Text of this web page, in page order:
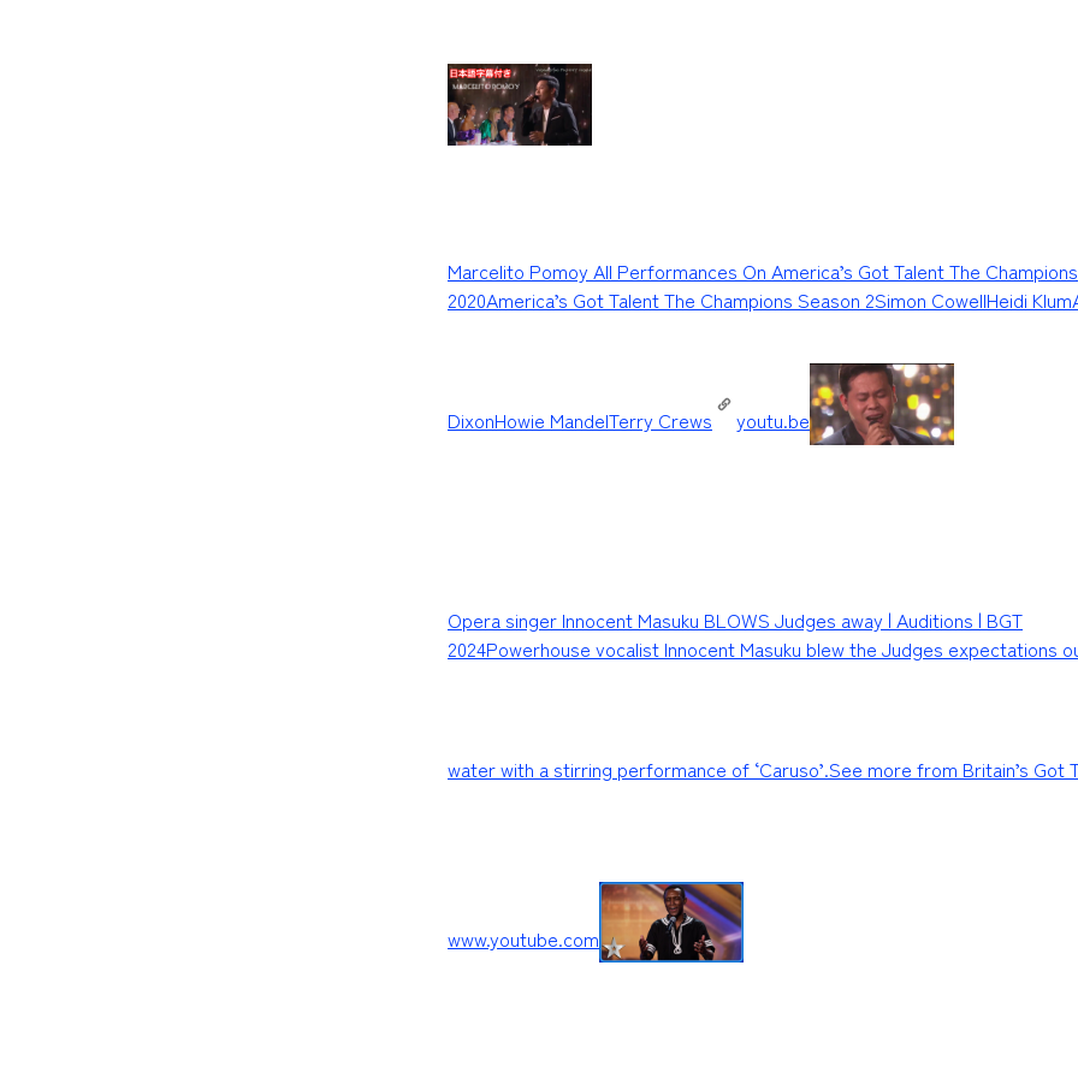
Marcelito Pomoy All Performances On America’s Got Talent The Champions
2020America’s Got Talent The Champions Season 2Simon CowellHeidi
DixonHowie MandelTerry Crews youtu.be
Opera singer Innocent Masuku BLOWS Judges away | Auditions | BGT
2024Powerhouse vocalist Innocent Masuku blew the Judges expectations
water with a stirring performance of ‘Caruso’.See more from Britain’s Got
www.youtube.com